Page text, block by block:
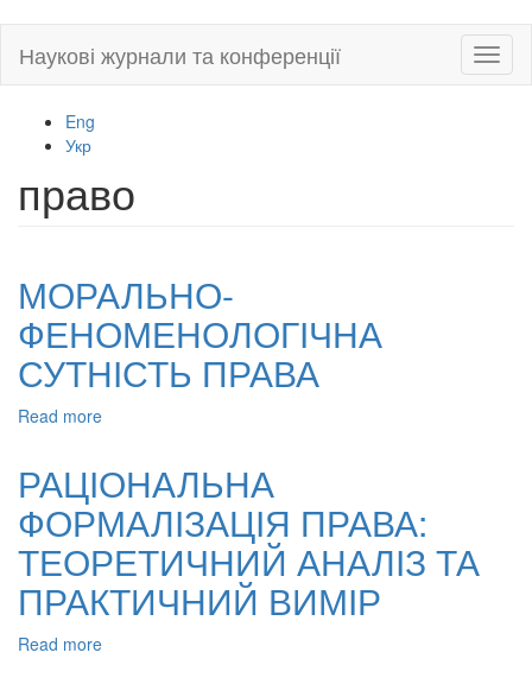
main
Наукові журнали та конференції
Eng
Укр
право
МОРАЛЬНО-
ФЕНОМЕНОЛОГІЧНА
СУТНІСТЬ ПРАВА
Read more
СУТНІСТЬ
ПРАВА
РАЦІОНАЛЬНА
ФОРМАЛІЗАЦІЯ ПРАВА:
ТЕОРЕТИЧНИЙ АНАЛІЗ ТА
ПРАКТИЧНИЙ ВИМІР
Read more